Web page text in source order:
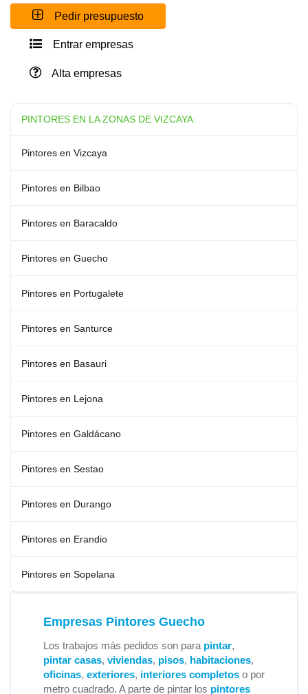
Pedir presupuesto
Entrar empresas
Alta empresas
PINTORES EN LA ZONAS DE VIZCAYA:
Pintores en Vizcaya
Pintores en Bilbao
Pintores en Baracaldo
Pintores en Guecho
Pintores en Portugalete
Pintores en Santurce
Pintores en Basauri
Pintores en Lejona
Pintores en Galdácano
Pintores en Sestao
Pintores en Durango
Pintores en Erandio
Pintores en Sopelana
Empresas Pintores Guecho
Los trabajos más pedidos son para pintar,
pintar casas, viviendas, pisos, habitaciones,
oficinas, exteriores, interiores completos o por
metro cuadrado. A parte de pintar los pintores